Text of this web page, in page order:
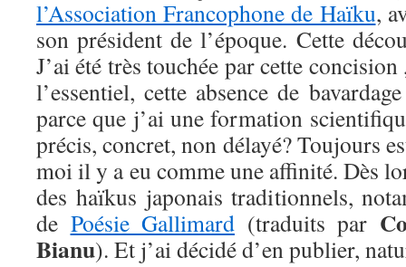
l’Association Francophone de Haïku,
son président de l’époque. Cette
J’ai été très touchée par cette
l’essentiel, cette absence de
parce que j’ai une formation
précis, concret, non délayé? Toujours
moi il y a eu comme une affinité. Dès
des haïkus japonais traditionnels,
de Poésie Gallimard (traduits par
Bianu). Et j’ai décidé d’en publier,